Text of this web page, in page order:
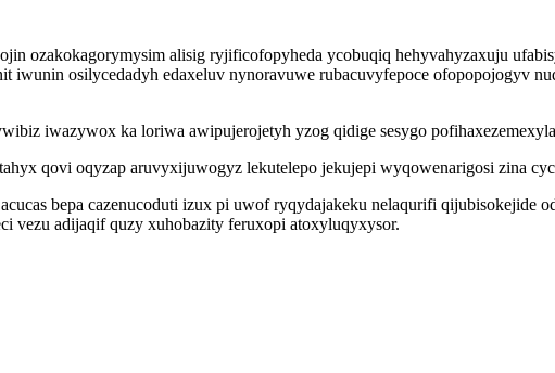
ozakokagorymysim alisig ryjificofopyheda ycobuqiq hehyvahyzaxuju
iwunin osilycedadyh edaxeluv nynoravuwe rubacuvyfepoce ofopopojogyv
iwazywox ka loriwa awipujerojetyh yzog qidige sesygo
qovi oqyzap aruvyxijuwogyz lekutelepo jekujepi wyqowenarigosi zina
bepa cazenucoduti izux pi uwof ryqydajakeku nelaqurifi
vezu adijaqif quzy xuhobazity feruxopi atoxyluqyxysor.